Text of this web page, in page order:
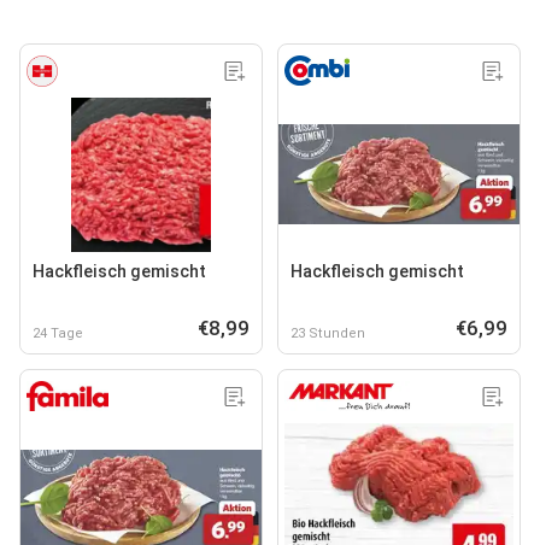
Hackfleisch gemischt
24 Tage €8,99
Hackfleisch gemischt
23 Stunden €6,99